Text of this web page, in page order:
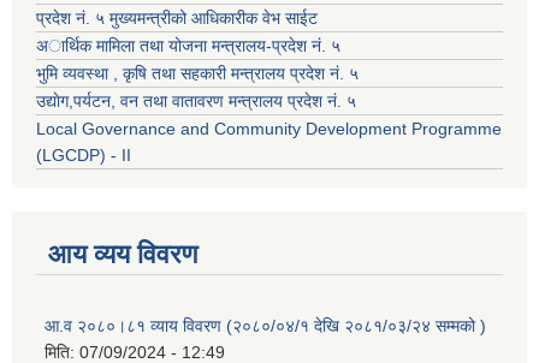
प्रदेश नं. ५ मुख्यमन्त्रीको आधिकारीक वेभ साईट
अार्थिक मामिला तथा योजना मन्त्रालय-प्रदेश नं. ५
भुमि व्यवस्था , कृषि तथा सहकारी मन्त्रालय प्रदेश नं. ५
उद्याेग,पर्यटन, वन तथा वातावरण मन्त्रालय प्रदेश नं. ५
Local Governance and Community Development Programme
(LGCDP) - II
आय व्यय विवरण
आ.व २०८०।८१ व्याय विवरण (२०८०/०४/१ देखि २०८१/०३/२४ सम्मको )
मिति: 07/09/2024 - 12:49